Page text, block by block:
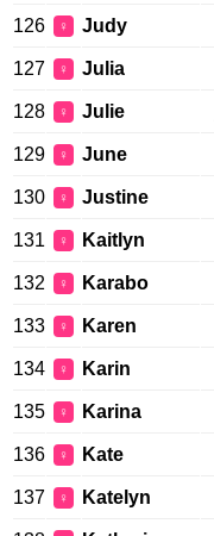
126 ♀ Judy
127 ♀ Julia
128 ♀ Julie
129 ♀ June
130 ♀ Justine
131 ♀ Kaitlyn
132 ♀ Karabo
133 ♀ Karen
134 ♀ Karin
135 ♀ Karina
136 ♀ Kate
137 ♀ Katelyn